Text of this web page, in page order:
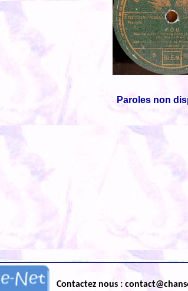
Paroles non
Contactez nous :